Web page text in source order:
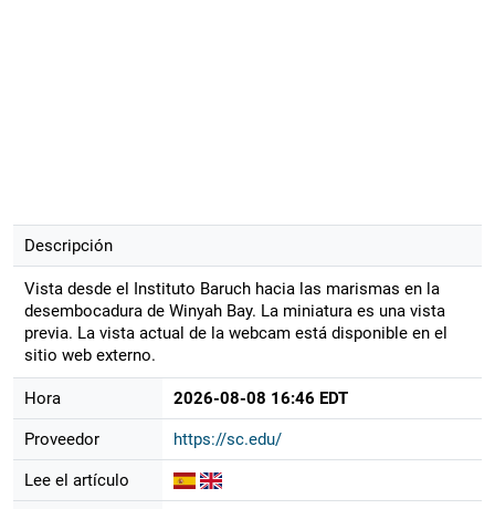
Descripción
Vista desde el Instituto Baruch hacia las marismas en la
desembocadura de Winyah Bay. La miniatura es una vista
previa. La vista actual de la webcam está disponible en el
sitio web externo.
Hora 2026-08-08 16:46 EDT
Proveedor https://sc.edu/
Lee el artículo